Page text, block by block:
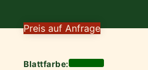
Preis auf Anfrage
Blattfarbe: